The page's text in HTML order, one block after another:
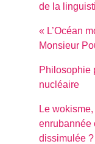
de la
« L’Océan
Monsieur
Philosophie
nucléaire
Le
enrubannée
dissimulée ?